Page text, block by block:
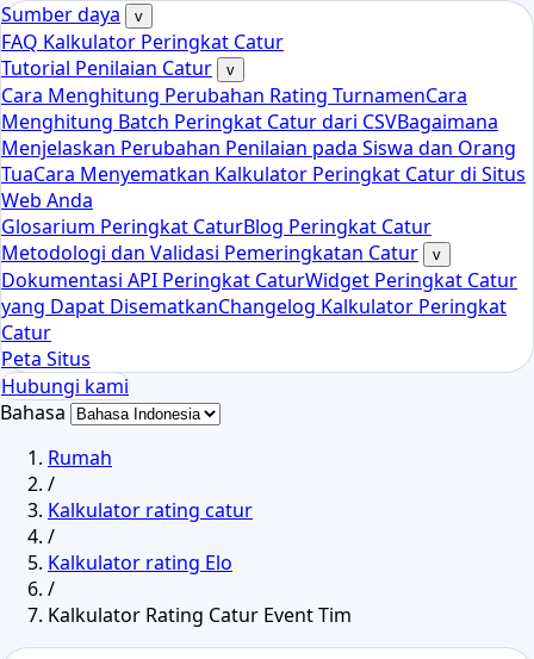
Sumber daya
v
FAQ Kalkulator Peringkat Catur
Tutorial Penilaian Catur
v
Cara Menghitung Perubahan Rating TurnamenCara
Menghitung Batch Peringkat Catur dari CSVBagaimana
Menjelaskan Perubahan Penilaian pada Siswa dan Orang
TuaCara Menyematkan Kalkulator Peringkat Catur di Situs
Web Anda
Glosarium Peringkat CaturBlog Peringkat Catur
Metodologi dan Validasi Pemeringkatan Catur
v
Dokumentasi API Peringkat CaturWidget Peringkat Catur
yang Dapat DisematkanChangelog Kalkulator Peringkat
Catur
Peta Situs
Hubungi kami
Bahasa
Rumah
/
Kalkulator rating catur
/
Kalkulator rating Elo
/
Kalkulator Rating Catur Event Tim